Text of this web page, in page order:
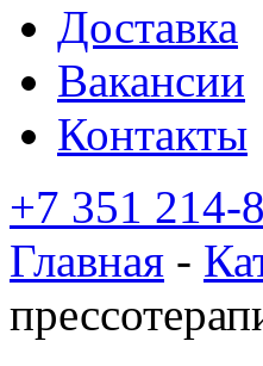
Доставка
Вакансии
Контакты
+7 351 214-
Главная -